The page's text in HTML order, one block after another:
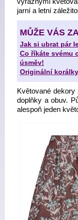
jarní a letní
MŮŽE VÁS
Jak si ubrat pár
Co říkáte svému
úsměv!
Originální
Květované
doplňky a obuv.
alespoň jeden